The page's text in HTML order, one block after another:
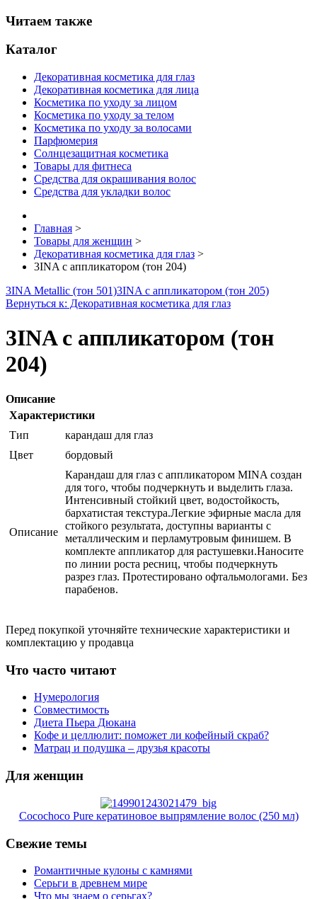
Читаем также
Каталог
Декоративная косметика для глаз
Декоративная косметика для лица
Косметика по уходу за лицом
Косметика по уходу за телом
Косметика по уходу за волосами
Парфюмерия
Солнцезащитная косметика
Товары для фитнеса
Средства для окрашивания волос
Средства для укладки волос
Главная >
Товары для женщин >
Декоративная косметика для глаз >
3INA с аппликатором (тон 204)
3INA Metallic (тон 501)3INA с аппликатором (тон 205)
Вернуться к: Декоративная косметика для глаз
3INA с аппликатором (тон
204)
Описание
Характеристики
Тип
карандаш для глаз
Цвет
бордовый
Описание
Карандаш для глаз с аппликатором MINA создан
для того, чтобы подчеркнуть и выделить глаза.
Интенсивный стойкий цвет, водостойкость,
бархатистая текстура.Легкие эфирные масла для
стойкого результата, доступны варианты с
металлическим и перламутровым финишем. В
комплекте аппликатор для растушевки.Наносите
по линии роста ресниц, чтобы подчеркнуть
разрез глаз. Протестировано офтальмологами. Без
парабенов.
Перед покупкой уточняйте технические характеристики и
комплектацию у продавца
Что часто читают
Нумерология
Совместимость
Диета Пьера Дюкана
Кофе и целлюлит: поможет ли кофейный скраб?
Матрац и подушка – друзья красоты
Для женщин
Cocochoco Pure кератиновое выпрямление волос (250 мл)
Свежие темы
Романтичные кулоны с камнями
Серьги в древнем мире
Что мы знаем о серьгах?